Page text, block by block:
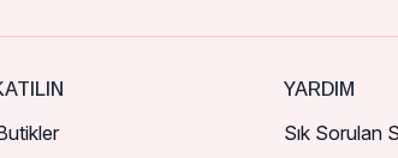
YARDIM
Sık Sorulan